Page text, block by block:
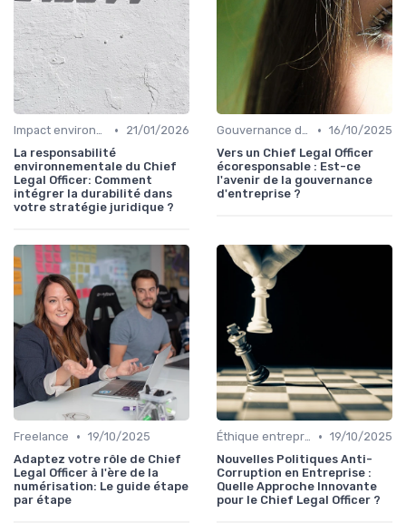
Impact environnemental •
21/01/2026
La responsabilité
environnementale du Chief
Legal Officer: Comment
intégrer la durabilité dans
votre stratégie juridique ?
Gouvernance d'entreprise • 16/10/2025
Vers un Chief Legal Officer
écoresponsable : Est-ce
l'avenir de la gouvernance
d'entreprise ?
Freelance • 19/10/2025
Adaptez votre rôle de Chief
Legal Officer à l'ère de la
numérisation: Le guide étape
par étape
Éthique entreprise • 19/10/2025
Nouvelles Politiques Anti-
Corruption en Entreprise :
Quelle Approche Innovante
pour le Chief Legal Officer ?